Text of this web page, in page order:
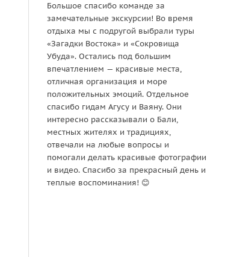
Большое спасибо команде за
замечательные экскурсии! Во время
отдыха мы с подругой выбрали туры
«Загадки Востока» и «Сокровища
Убуда». Остались под большим
впечатлением — красивые места,
отличная организация и море
положительных эмоций. Отдельное
спасибо гидам Агусу и Ваяну. Они
интересно рассказывали о Бали,
местных жителях и традициях,
отвечали на любые вопросы и
помогали делать красивые фотографии
и видео. Спасибо за прекрасный день и
теплые воспоминания! 😊